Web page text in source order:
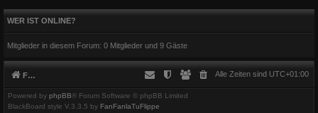
e
WER IST ONLINE?
Mitglieder in diesem Forum: 0 Mitglieder und 9 Gäste
Foren-Übersicht Alle Zeiten sind UTC+01:00
Powered by phpBB® Forum Software © phpBB Limited
BlackBoard style V.3.3.5 by FanFanlaTuFlippe